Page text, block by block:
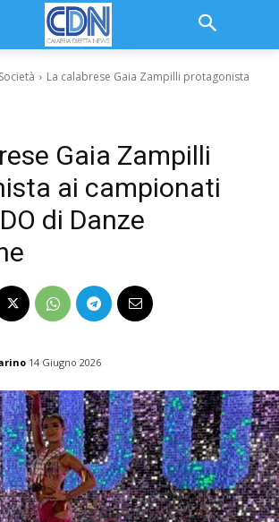
La calabrese Gaia Zampilli protagonista
Gaia Zampilli
ai campionati
di Danze
14 Giugno 2026